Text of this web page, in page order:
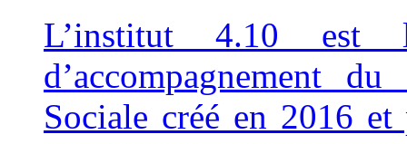
L’institut 4.10
d’accompagnement
Sociale créé en 2016